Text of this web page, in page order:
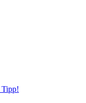
Tipp!